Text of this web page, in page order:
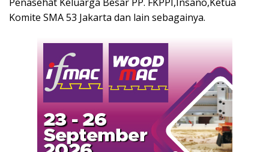
Komite SMA 53 Jakarta dan lain sebagainya.